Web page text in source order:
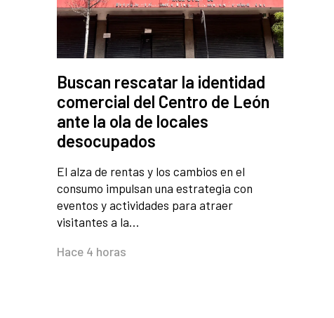
Buscan rescatar la identidad
comercial del Centro de León
ante la ola de locales
desocupados
El alza de rentas y los cambios en el
consumo impulsan una estrategia con
eventos y actividades para atraer
visitantes a la…
Hace 4 horas